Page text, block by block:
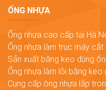
ỐNG NHỰA
Ống nhựa cao cấp tại Hà
Ống nhựa làm trục máy
Sản xuất băng keo dùng
Ống nhựa làm lõi băng keo
Cung cấp ông nhựa lắp